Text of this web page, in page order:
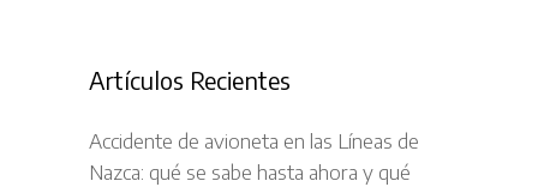
Artículos Recientes
Accidente de avioneta en las Líneas de
Nazca: qué se sabe hasta ahora y qué